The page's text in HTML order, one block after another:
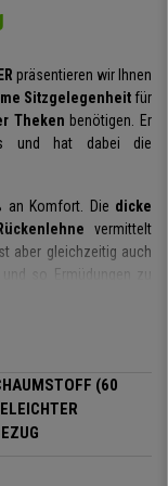
präsentieren wir Ihnen
Sitzgelegenheitfür
Theken benötigen. Er
und hat dabei die
an Komfort. Die dicke
vermittelt
aber gleichzeitig auch
so Ermüdungen zu
die Neigung der
Mi diesem
(60